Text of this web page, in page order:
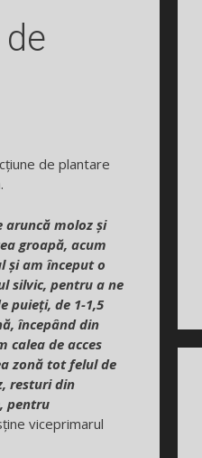
de plantare
aruncă moloz și
groapă, acum
și am început o
silvic, pentru a ne
puieți, de 1-1,5
începând din
calea de acces
zonă tot felul de
resturi din
pentru
viceprimarul